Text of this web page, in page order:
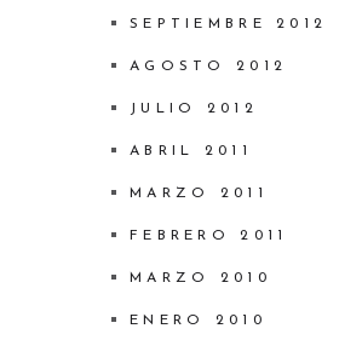
SEPTIEMBRE 2012
AGOSTO 2012
JULIO 2012
ABRIL 2011
MARZO 2011
FEBRERO 2011
MARZO 2010
ENERO 2010